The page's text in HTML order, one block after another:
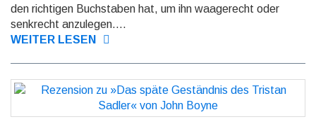
den richtigen Buchstaben hat, um ihn waagerecht oder
senkrecht anzulegen....
WEITER LESEN